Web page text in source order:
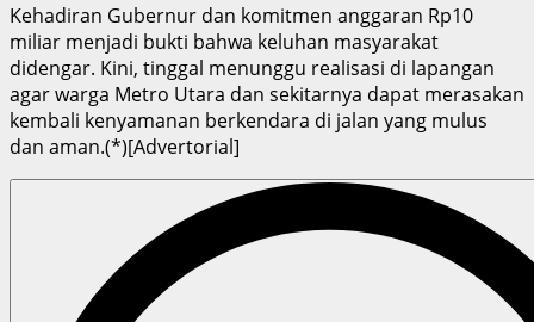
Kehadiran Gubernur dan komitmen anggaran Rp10
miliar menjadi bukti bahwa keluhan masyarakat
didengar. Kini, tinggal menunggu realisasi di lapangan
agar warga Metro Utara dan sekitarnya dapat merasakan
kembali kenyamanan berkendara di jalan yang mulus
dan aman.(*)[Advertorial]